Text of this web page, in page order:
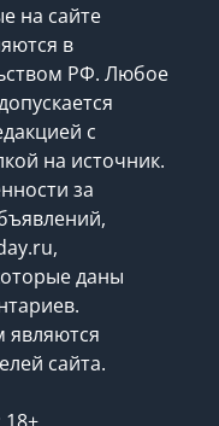
на сайте
в
РФ. Любое
с
на источник.
за
даны
являются
сайта.